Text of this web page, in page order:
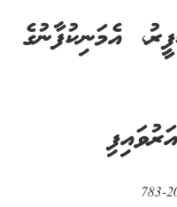
އެމަނިކުފާނުގެ